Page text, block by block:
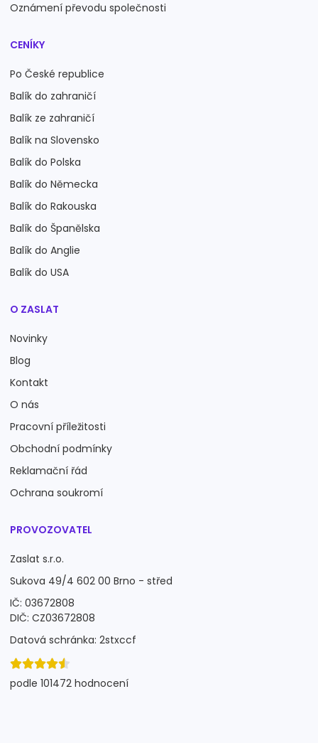
Oznámení převodu společnosti
CENÍKY
Po České republice
Balík do zahraničí
Balík ze zahraničí
Balík na Slovensko
Balík do Polska
Balík do Německa
Balík do Rakouska
Balík do Španělska
Balík do Anglie
Balík do USA
O ZASLAT
Novinky
Blog
Kontakt
O nás
Pracovní příležitosti
Obchodní podmínky
Reklamační řád
Ochrana soukromí
PROVOZOVATEL
Zaslat s.r.o.
Sukova 49/4 602 00 Brno - střed
IČ: 03672808
DIČ: CZ03672808
Datová schránka: 2stxccf
podle 101472 hodnocení